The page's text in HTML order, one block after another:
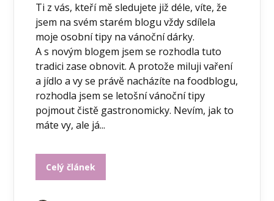
Ti z vás, kteří mě sledujete již déle, víte, že
jsem na svém starém blogu vždy sdílela
moje osobní tipy na vánoční dárky.
A s novým blogem jsem se rozhodla tuto
tradici zase obnovit. A protože miluji vaření
a jídlo a vy se právě nacházíte na foodblogu,
rozhodla jsem se letošní vánoční tipy
pojmout čistě gastronomicky. Nevím, jak to
máte vy, ale já...
Celý článek